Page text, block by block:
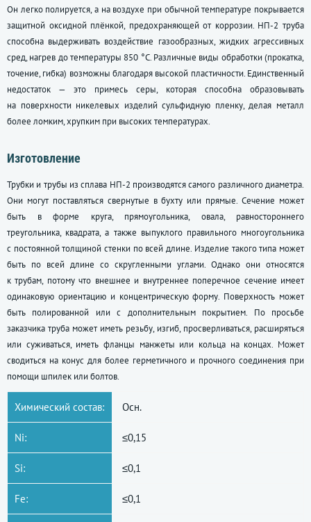
Он легко полируется, а на воздухе при обычной температуре покрывается
защитной оксидной плёнкой, предохраняющей от коррозии. НП-2 труба
способна выдерживать воздействие газообразных, жидких агрессивных
сред, нагрев до температуры 850 °C. Различные виды обработки (прокатка,
точение, гибка) возможны благодаря высокой пластичности. Единственный
недостаток — это примесь серы, которая способна образовывать
на поверхности никелевых изделий сульфидную пленку, делая металл
более ломким, хрупким при высоких температурах.
Изготовление
Трубки и трубы из сплава НП-2 производятся самого различного диаметра.
Они могут поставляться свернутые в бухту или прямые. Сечение может
быть в форме круга, прямоугольника, овала, равностороннего
треугольника, квадрата, а также выпуклого правильного многоугольника
с постоянной толщиной стенки по всей длине. Изделие такого типа может
быть по всей длине со скругленными углами. Однако они относятся
к трубам, потому что внешнее и внутреннее поперечное сечение имеет
одинаковую ориентацию и концентрическую форму. Поверхность может
быть полированной или с дополнительным покрытием. По просьбе
заказчика труба может иметь резьбу, изгиб, просверливаться, расширяться
или суживаться, иметь фланцы манжеты или кольца на концах. Может
сводиться на конус для более герметичного и прочного соединения при
помощи шпилек или болтов.
Химический состав: Осн.
Ni: ≤0,15
Si: ≤0,1
Fe: ≤0,1